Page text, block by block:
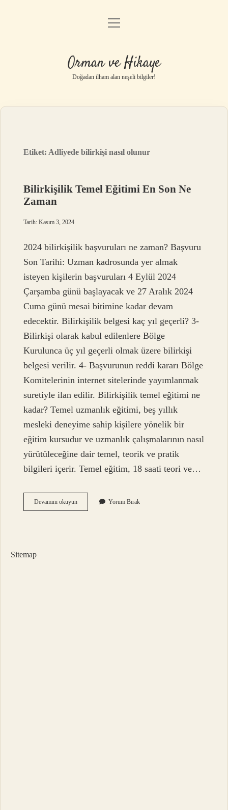
Anasayfa
Yasal Uyarı
menüyü
Orman ve Hikaye
Doğadan ilham alan neşeli bilgiler!
Etiket: Adliyede bilirkişi nasıl olunur
Bilirkişilik Temel Eğitimi En Son Ne
Zaman
Tarih: Kasım 3, 2024
2024 bilirkişilik başvuruları ne zaman? Başvuru
Son Tarihi: Uzman kadrosunda yer almak
isteyen kişilerin başvuruları 4 Eylül 2024
Çarşamba günü başlayacak ve 27 Aralık 2024
Cuma günü mesai bitimine kadar devam
edecektir. Bilirkişilik belgesi kaç yıl geçerli? 3-
Bilirkişi olarak kabul edilenlere Bölge
Kurulunca üç yıl geçerli olmak üzere bilirkişi
belgesi verilir. 4- Başvurunun reddi kararı Bölge
Komitelerinin internet sitelerinde yayımlanmak
suretiyle ilan edilir. Bilirkişilik temel eğitimi ne
kadar? Temel uzmanlık eğitimi, beş yıllık
mesleki deneyime sahip kişilere yönelik bir
eğitim kursudur ve uzmanlık çalışmalarının nasıl
yürütüleceğine dair temel, teorik ve pratik
bilgileri içerir. Temel eğitim, 18 saati teori ve…
Devamını okuyunBilirkişilik
Temel
Yorum Bırak
Sitemap